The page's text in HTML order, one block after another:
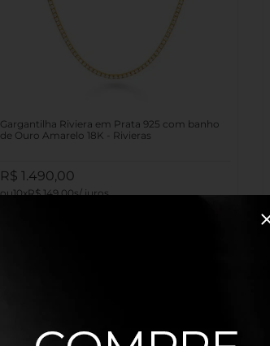
Gargantilha Riviera em Prata 925 com banho
de Ouro Amarelo 18K - Rivieras
R$ 1.490,00
10 R$ 149,00